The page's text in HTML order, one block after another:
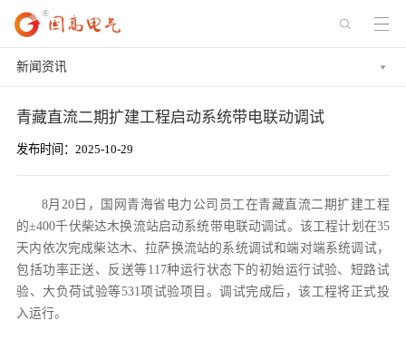
新闻资讯
青藏直流二期扩建工程启动系统带电联动调试
发布时间：2025-10-29
8月20日，国网青海省电力公司员工在青藏直流二期扩建工程
的±400千伏柴达木换流站启动系统带电联动调试。该工程计划在35
天内依次完成柴达木、拉萨换流站的系统调试和端对端系统调试，
包括功率正送、反送等117种运行状态下的初始运行试验、短路试
验、大负荷试验等531项试验项目。调试完成后，该工程将正式投
入运行。